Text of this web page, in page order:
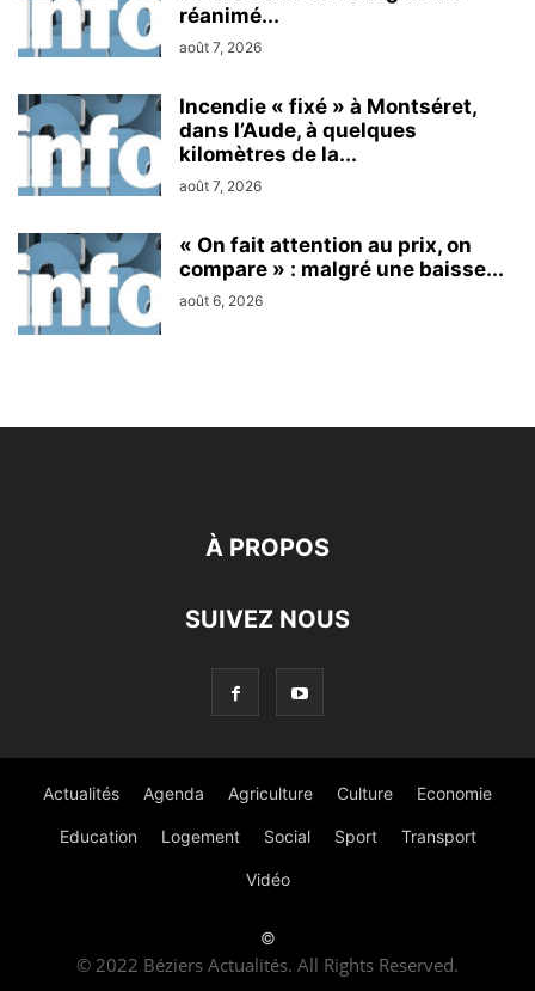
réanimé...
août 7, 2026
Incendie « fixé » à Montséret,
dans l’Aude, à quelques
kilomètres de la...
août 7, 2026
« On fait attention au prix, on
compare » : malgré une baisse...
août 6, 2026
À PROPOS
SUIVEZ NOUS
Actualités Agenda Agriculture Culture Economie
Education Logement Social Sport Transport
Vidéo
©
© 2022 Béziers Actualités. All Rights Reserved.